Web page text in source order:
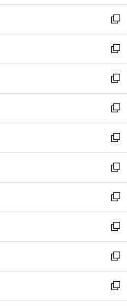
開
く
ウ
で
開
く
し
い
ウ
ィ
ン
ド
ウ
で
開
く
新
し
い
ウ
ィ
ン
ド
ウ
で
開
く
新
し
い
ウ
ィ
ン
ド
ウ
で
開
く
新
し
い
ウ
ィ
ン
ド
ウ
で
開
く
新
し
い
ウ
ィ
ン
ド
ウ
で
開
く
新
し
い
ウ
ィ
ン
ド
ウ
で
開
く
新
し
い
ウ
ィ
ン
ド
ウ
で
開
新
し
い
ウ
ィ
ン
ド
ウ
新
し
い
ウ
ィ
ン
新
し
い
ウ
新
し